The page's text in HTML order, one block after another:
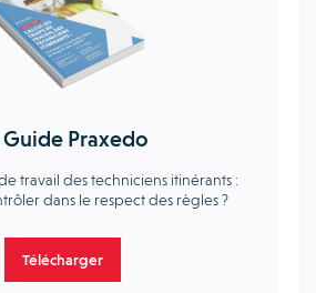
Guide Praxedo
travail des techniciens itinérants :
dans le respect des règles ?
Télécharger